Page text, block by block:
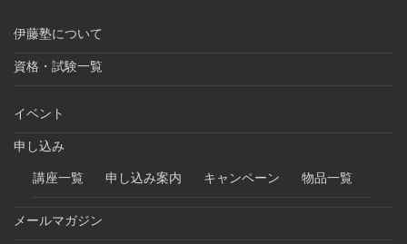
伊藤塾について
資格・試験一覧
イベント
申し込み
講座一覧
申し込み案内 キャンペーン 物品一覧
メールマガジン